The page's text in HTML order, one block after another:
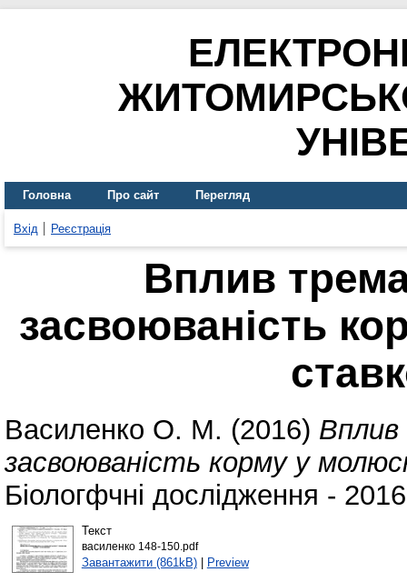
Головна Про сайт Перегляд
Вхід Реєстрація
Вплив
засвоюваність
Василенко О. М. (2016) Вплив
засвоюваність корму у
Біологфчні дослідження -
Текст
василенко 148-150.pdf
Завантажити (861kB)| Preview